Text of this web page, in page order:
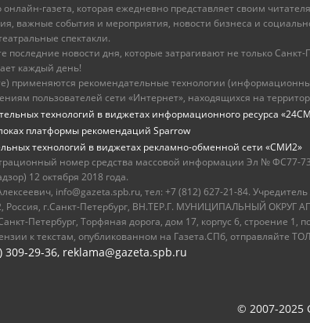
газета, которая ежедневно представляет своим
важные события и мероприятия, новости бизнеса и
спектакли.
последние новости дня, которые затрагивают не только
каждый день!
применяются рекомендательные технологии
пользователей сети «Интернет», находящихся на
технологий в виджетах информационного ресурса
платформы рекомендаций Sparrow
технологий в виджетах рекламно-обменной сети «СМИ2»
номер средства массовой информации Эл №
12 октября 2018 года.
info@gazeta.spb.ru, тел: +7 (812) 627-21-84.
Россия, г.Санкт-Петербург, ВН.ТЕР.Г. МУНИЦИПАЛЬНЫЙ
Петербург, Торфяная дорога, дом 17, корпус 6, строение 1,
к текстам, опубликованном на Газета.СПб, отправляйте
309-29-36, reklama@gazeta.spb.ru
© 2007-2025